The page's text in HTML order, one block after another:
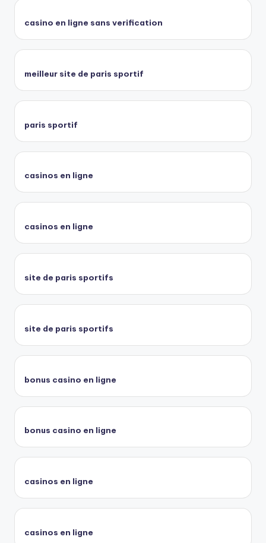
casino en ligne sans verification
meilleur site de paris sportif
paris sportif
casinos en ligne
casinos en ligne
site de paris sportifs
site de paris sportifs
bonus casino en ligne
bonus casino en ligne
casinos en ligne
casinos en ligne